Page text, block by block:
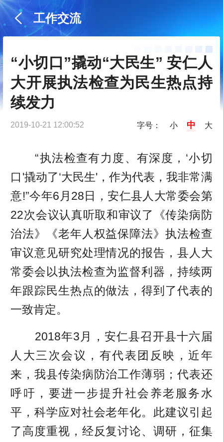
工作交流
“小切口”撬动“大民生” 安仁人
大开展执法检查为民生热点持
续发力
2019-10-21 12:00:52 字号： 小 中 大
“执法检查有力度、有深度，‘小切
口'撬动了‘大民生'，作为代表，我非常满
意!”今年6月28日，安仁县人大常委会第
22次会议认真听取和审议了《传染病防
治法》《老年人权益保障法》执法检查
审议意见研究处理情况的报告，县人大
常委会以执法检查为监督利器，持续两
年跟踪民生热点的做法，得到了代表的
一致肯定。
2018年3月，安仁县召开县十六届
人大三次会议，有代表团反映，近年
来，我县传染病防治工作薄弱；代表还
呼吁，要进一步提升社会养老服务水
平，科学应对社会老年化。此建议引起
了高度重视，经反复讨论、调研，征集